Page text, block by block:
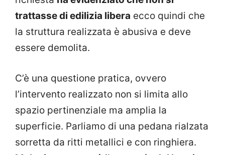
trattasse di edilizia libera ecco quindi che
la struttura realizzata è abusiva e deve
essere demolita.
C’è una questione pratica, ovvero
l’intervento realizzato non si limita allo
spazio pertinenziale ma amplia la
superficie. Parliamo di una pedana rialzata
sorretta da ritti metallici e con ringhiera.